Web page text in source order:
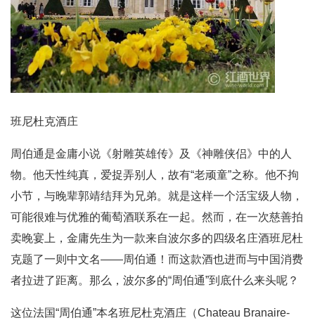
班尼杜克酒庄
周伯通是金庸小说《射雕英雄传》及《神雕侠侣》中的人
物。他天性纯真，爱捉弄别人，故有“老顽童”之称。他不拘
小节，与晚辈郭靖结拜为兄弟。就是这样一个活宝级人物，
可能很难与优雅的葡萄酒联系在一起。然而，在一次慈善拍
卖晚宴上，金庸先生为一款来自波尔多的四级名庄酒班尼杜
克题了一则中文名——周伯通！而这款酒也进而与中国消费
者拉进了距离。那么，波尔多的“周伯通”到底什么来头呢？
这位法国“周伯通”本名班尼杜克酒庄（Chateau Branaire-